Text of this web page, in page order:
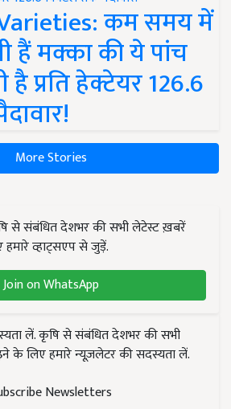
कम समय में
हैं मक्का की ये पांच
प्रति हेक्टेयर 126.6
More Stories
से संबंधित देशभर की सभी लेटेस्ट ख़बरें
व्हाट्सएप से जुड़ें.
Join on WhatsApp
लें. कृषि से संबंधित देशभर की सभी
के लिए हमारे न्यूज़लेटर की सदस्यता लें.
Newsletters